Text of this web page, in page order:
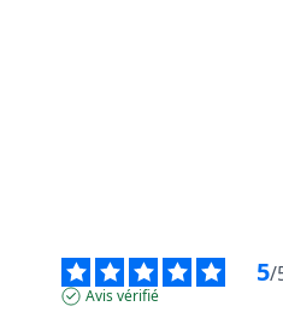
5/
Avis vérifié